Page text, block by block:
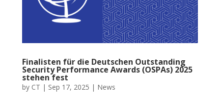
Finalisten für die Deutschen Outstanding
Security Performance Awards (OSPAs) 2025
stehen fest
by CT | Sep 17, 2025 | News